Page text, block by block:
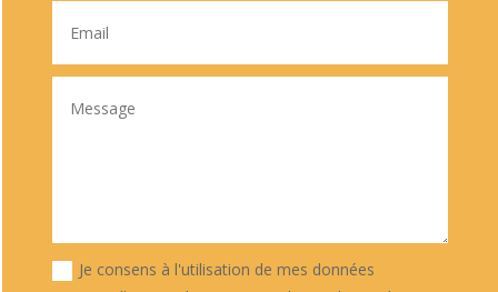
Je consens à l'utilisation de mes données